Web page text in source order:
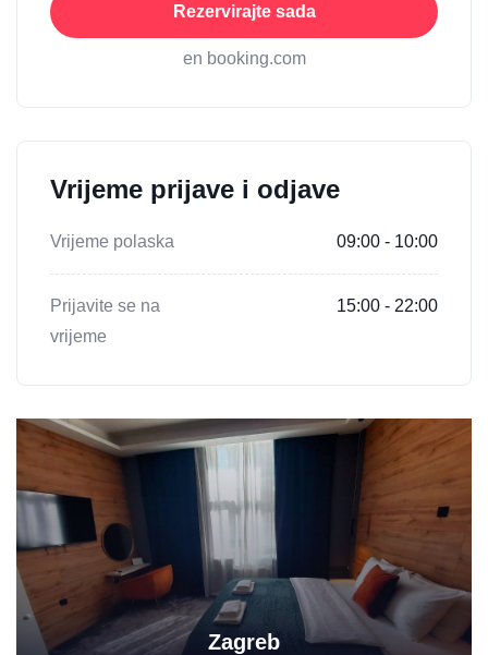
Rezervirajte sada
en booking.com
Vrijeme prijave i odjave
Vrijeme polaska 09:00 - 10:00
Prijavite se na
vrijeme
15:00 - 22:00
Zagreb